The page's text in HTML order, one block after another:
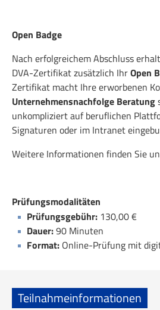
Open Badge
Nach erfolgreichem Abschluss
DVA-Zertifikat zusätzlich IhrOpen
Zertifikat macht Ihre erworbenen
Unternehmensnachfolge Beratung
unkompliziert auf beruflichen
Signaturen oder im Intranet
Weitere Informationen finden Sie
Prüfungsmodalitäten
Prüfungsgebühr: 130,00 €
Dauer:90 Minuten
Format: Online-Prüfung mit
Teilnahmeinformationen